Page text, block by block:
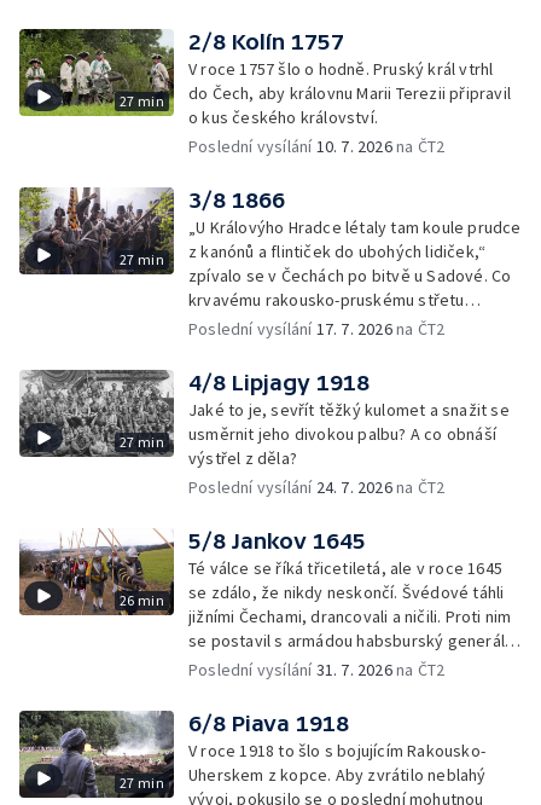
27 min
2/8 Kolín 1757
V roce 1757 šlo o hodně. Pruský král vtrhl
do Čech, aby královnu Marii Terezii připravil
o kus českého království.
Poslední vysílání10. 7. 2026na ČT2
27 min
3/8 1866
„U Královýho Hradce létaly tam koule prudce
z kanónů a flintiček do ubohých lidiček,“
zpívalo se v Čechách po bitvě u Sadové. Co
krvavému rakousko-pruskému střetu
předcházelo?
Poslední vysílání17. 7. 2026na ČT2
27 min
4/8 Lipjagy 1918
Jaké to je, sevřít těžký kulomet a snažit se
usměrnit jeho divokou palbu? A co obnáší
výstřel z děla?
Poslední vysílání 24. 7. 2026na ČT2
26 min
5/8 Jankov 1645
Té válce se říká třicetiletá, ale v roce 1645
se zdálo, že nikdy neskončí. Švédové táhli
jižními Čechami, drancovali a ničili. Proti nim
se postavil s armádou habsburský generál
Götz.
Poslední vysílání31. 7. 2026na ČT2
27 min
6/8 Piava 1918
V roce 1918 to šlo s bojujícím Rakousko-
Uherskem z kopce. Aby zvrátilo neblahý
vývoj, pokusilo se o poslední mohutnou